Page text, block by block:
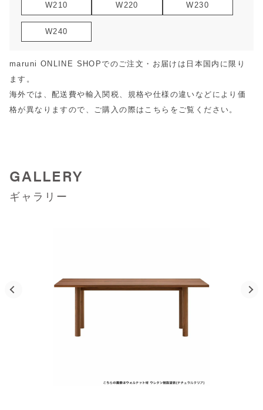
W210 W220 W230
W240
maruni ONLINE SHOPでのご注文・お届けは日本国内に限り
ます。
海外では、配送費や輸入関税、規格や仕様の違いなどにより価
格が異なりますので、ご購入の際は こちら をご覧ください。
GALLERY
ギャラリー